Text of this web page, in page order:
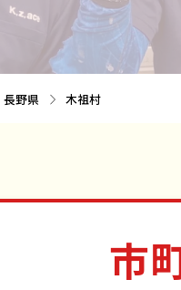
長野県 木祖村
市